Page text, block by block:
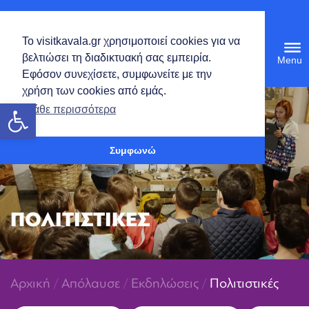
Το visitkavala.gr χρησιμοποιεί cookies για να
βελτιώσει τη διαδικτυακή σας εμπειρία.
Εφόσον συνεχίσετε, συμφωνείτε με την
χρήση των cookies από εμάς.
Μάθε περισσότερα
Συμφωνώ
Ανοίξτε τη γραμμή εργαλείων
ΠΟΛΙΤΙΣΤΙΚΕΣ
Αρχική / Απόλαυσε / Εκδηλώσεις / Πολιτιστικές